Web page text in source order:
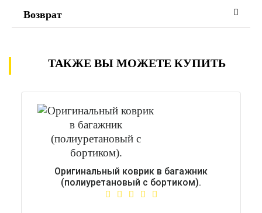
Возврат
ТАКЖЕ ВЫ МОЖЕТЕ КУПИТЬ
Оригинальный коврик в багажник
(полиуретановый с бортиком).